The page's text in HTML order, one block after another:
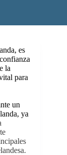
es
la
para
un
ya